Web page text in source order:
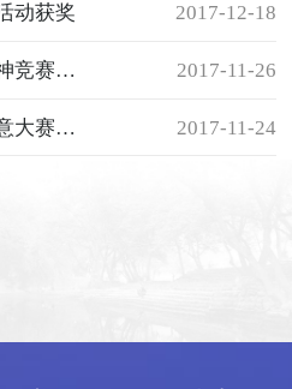
动获奖 2017-12-18
我院在学习党的十九大精神竞赛活动中晋级全省决赛 2017-11-26
我院在大学生文化创新创意大赛总决赛中夺得铜奖 2017-11-24